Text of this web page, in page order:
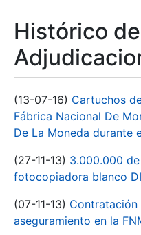
Histórico de
(13-07-16) Cartuchos
Fábrica Nacional De
De La Moneda durante
(27-11-13) 3.000.000
fotocopiadora blanco
(07-11-13)
aseguramiento en la